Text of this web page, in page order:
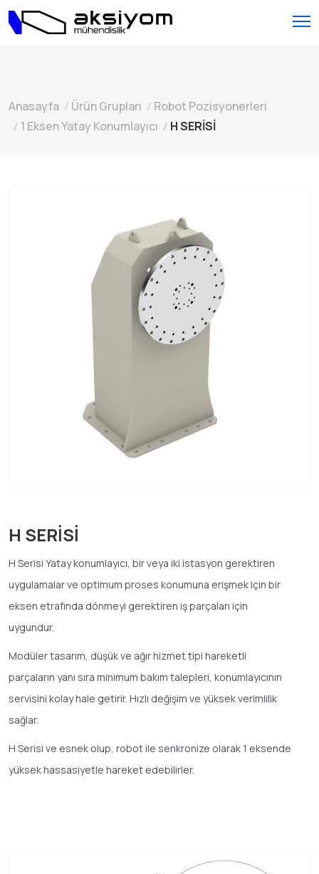
Anasayfa Ürün Grupları
Robot Pozisyonerleri
1 Eksen Yatay Konumlayıcı
H SERİSİ
H SERİSİ
H Serisi Yatay konumlayıcı, bir veya iki istasyon gerektiren
uygulamalar ve optimum proses konumuna erişmek için bir
eksen etrafında dönmeyi gerektiren iş parçaları için
uygundur.
Modüler tasarım, düşük ve ağır hizmet tipi hareketli
parçaların yanı sıra minimum bakım talepleri, konumlayıcının
servisini kolay hale getirir. Hızlı değişim ve yüksek verimlilik
sağlar.
H Serisi ve esnek olup, robot ile senkronize olarak 1 eksende
yüksek hassasiyetle hareket edebilirler.